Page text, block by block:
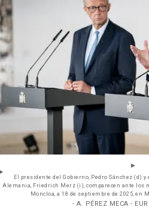
El presidente del Gobierno, Pedro Sánchez (d)
Alemania, Friedrich Merz (i), comparecen ante los
Moncloa, a 18 de septiembre de 2025, en
- A. PÉREZ MECA -